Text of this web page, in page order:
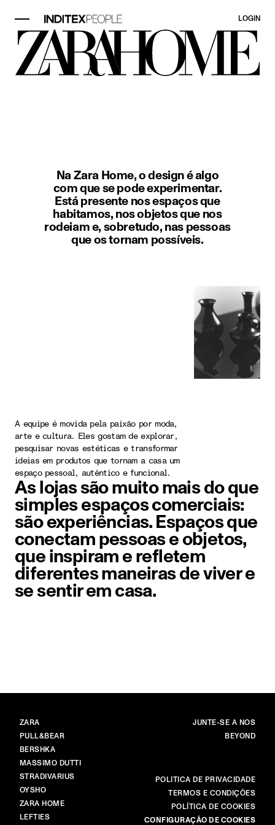
LOGIN
Na Zara Home, o design é algo
com que se pode experimentar.
Está presente nos espaços que
habitamos, nos objetos que nos
rodeiam e, sobretudo, nas pessoas
que os tornam possíveis.
A equipe é movida pela paixão por moda,
arte e cultura. Eles gostam de explorar,
pesquisar novas estéticas e transformar
ideias em produtos que tornam a casa um
espaço pessoal, autêntico e funcional.
As lojas são muito mais do que
simples espaços comerciais:
são experiências. Espaços que
conectam pessoas e objetos,
que inspiram e refletem
diferentes maneiras de viver e
se sentir em casa.
MARCAS
ZARA
PULL&BEAR
BERSHKA
MASSIMO DUTTI
STRADIVARIUS
OYSHO
ZARA HOME
LEFTIES
MENU
JUNTE-SE A NÓS
BEYOND
MAIS
POLÍTICA DE PRIVACIDADE
TERMOS E CONDIÇÕES
POLÍTICA DE COOKIES
CONFIGURAÇÃO DE COOKIES